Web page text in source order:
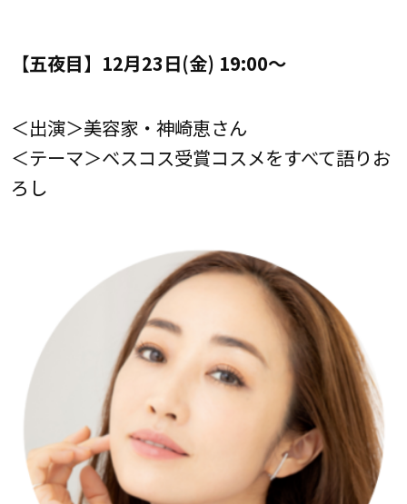
【五夜目】12月23日(金) 19:00～
＜出演＞美容家・神崎恵さん
＜テーマ＞ベスコス受賞コスメをすべて語りお
ろし